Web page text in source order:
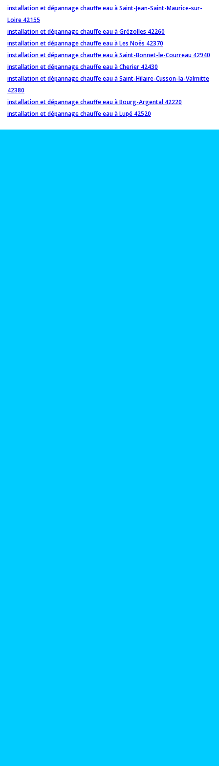
installation et dépannage chauffe eau à Saint-Jean-Saint-Maurice-sur-
Loire 42155
installation et dépannage chauffe eau à Grézolles 42260
installation et dépannage chauffe eau à Les Noës 42370
installation et dépannage chauffe eau à Saint-Bonnet-le-Courreau 42940
installation et dépannage chauffe eau à Cherier 42430
installation et dépannage chauffe eau à Saint-Hilaire-Cusson-la-Valmitte
42380
installation et dépannage chauffe eau à Bourg-Argental 42220
installation et dépannage chauffe eau à Lupé 42520